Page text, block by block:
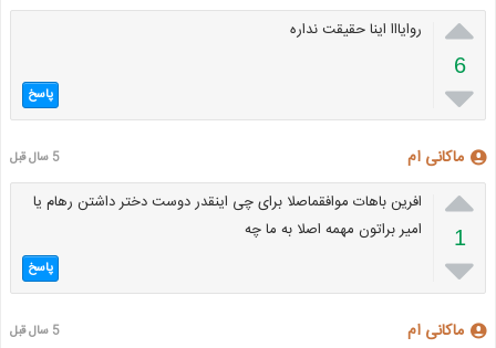

6

روایااا اینا حقیقت نداره
پاسخ
ماکانی ام 5 سال قبل

1

افرین باهات موافقماصلا برای چی اینقدر دوست دختر داشتن رهام یا
امیر براتون مهمه اصلا به ما چه
پاسخ
ماکانی ام 5 سال قبل